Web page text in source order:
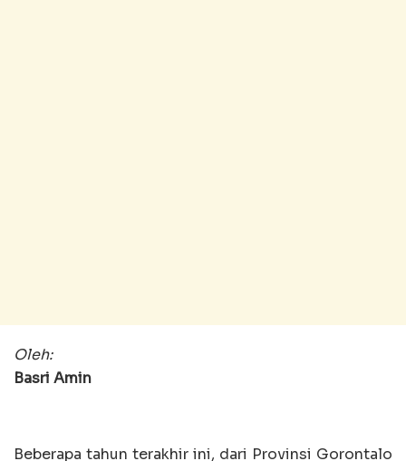
Oleh:
Basri Amin
Beberapa tahun terakhir ini, dari Provinsi Gorontalo